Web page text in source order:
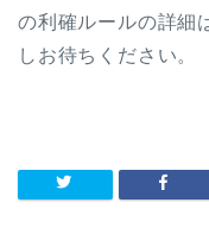
の利確ルールの詳細
しお待ちください。